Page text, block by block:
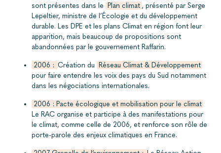
sont présentes dans le
Plan climat , présenté par Serge
Lepeltier, ministre de l’Écologie et du développement
durable. Les DPE et les plans Climat en région font leur
apparition, mais beaucoup de propositions sont
abandonnées par le gouvernement Raffarin.
2006 : Création du
Réseau Climat & Développement
pour faire entendre les voix des pays du Sud notamment
dans les négociations internationales.
2006 : Pacte écologique et mobilisation pour le climat
Le RAC organise et participe à des manifestations pour
le climat, comme celle de 2006, et renforce son rôle de
porte-parole des enjeux climatiques en France.